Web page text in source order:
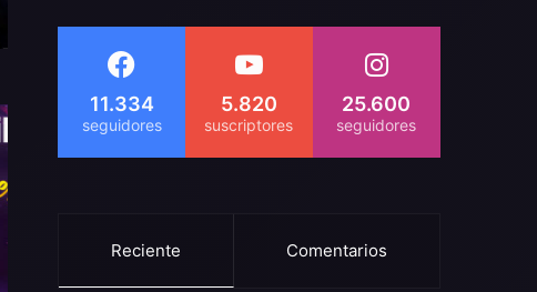
11.334 5.820 25.600
Reciente Comentarios